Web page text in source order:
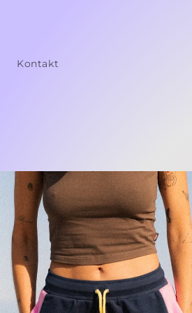
Kontakt